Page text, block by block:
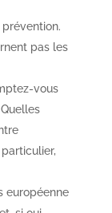
prévention.
pas les
vous
européenne